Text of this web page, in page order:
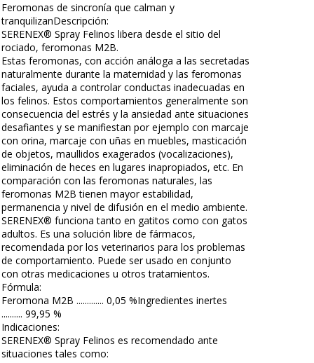
Feromonas de sincronía que calman y
tranquilizanDescripción:
SERENEX® Spray Felinos libera desde el sitio del
rociado, feromonas M2B.
Estas feromonas, con acción análoga a las secretadas
naturalmente durante la maternidad y las feromonas
faciales, ayuda a controlar conductas inadecuadas en
los felinos. Estos comportamientos generalmente son
consecuencia del estrés y la ansiedad ante situaciones
desafiantes y se manifiestan por ejemplo con marcaje
con orina, marcaje con uñas en muebles, masticación
de objetos, maullidos exagerados (vocalizaciones),
eliminación de heces en lugares inapropiados, etc. En
comparación con las feromonas naturales, las
feromonas M2B tienen mayor estabilidad,
permanencia y nivel de difusión en el medio ambiente.
SERENEX® funciona tanto en gatitos como con gatos
adultos. Es una solución libre de fármacos,
recomendada por los veterinarios para los problemas
de comportamiento. Puede ser usado en conjunto
con otras medicaciones u otros tratamientos.
Fórmula:
Feromona M2B ............. 0,05 %Ingredientes inertes
.......... 99,95 %
Indicaciones:
SERENEX® Spray Felinos es recomendado ante
situaciones tales como: